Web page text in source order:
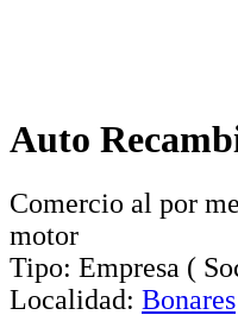
Auto
Comercio al por
motor
Tipo: Empresa (
Localidad: Bonares